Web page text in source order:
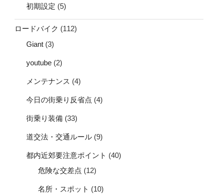
初期設定 (5)
ロードバイク (112)
Giant (3)
youtube (2)
メンテナンス (4)
今日の街乗り反省点 (4)
街乗り装備 (33)
道交法・交通ルール (9)
都内近郊要注意ポイント (40)
危険な交差点 (12)
名所・スポット (10)